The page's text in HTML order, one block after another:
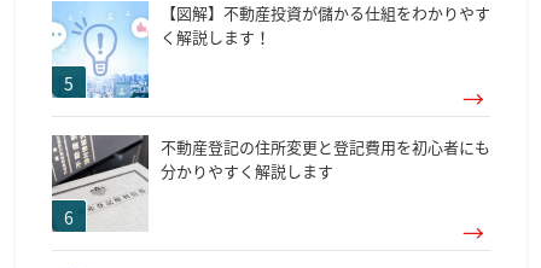
【図解】不動産投資が儲かる仕組をわかりやす
く解説します！
不動産登記の住所変更と登記費用を初心者にも
分かりやすく解説します